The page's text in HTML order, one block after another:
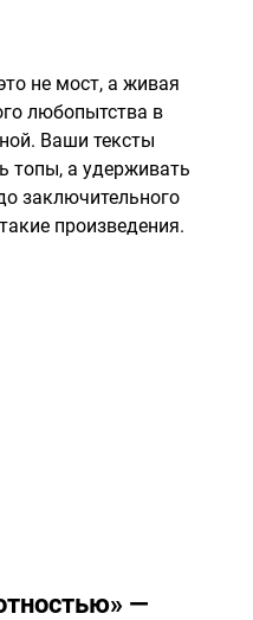
не мост, а живая
любопытства в
Ваши тексты
топы, а удерживать
заключительного
произведения.
—